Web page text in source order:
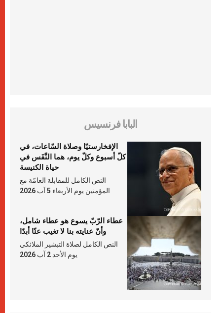
البابا فرنسيس
الإفخارستيّا وصلاة السّاعات، في
كلّ أسبوع وكلّ يوم، هما النَّفَس في
حياة الكنيسة
النص الكامل للمقابلة العامّة مع
المؤمنين يوم الأربعاء 5 آب 2026
عطاء الرّبّ يسوع هو عطاء شامل،
وأنّ عنايته بنا لا تغيب عنّا أبدًا
النص الكامل لصلاة التبشير الملائكي
يوم الأحد 2 آب 2026